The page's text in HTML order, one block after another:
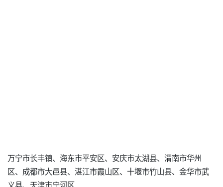
万宁市长丰镇、海东市平安区、安庆市太湖县、渭南市华州
区、成都市大邑县、湛江市霞山区、十堰市竹山县、金华市武
义县、天津市宁河区